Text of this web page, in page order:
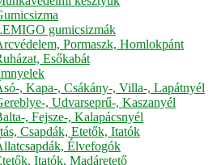
gumicsizmák
Pormaszk, Homlokpánt
Esőkabát
, Kapa-, Csákány-, Villa-, Lapátnyél
, Udvarseprű-, Kaszanyél
, Fejsze-, Kalapácsnyél
Csapdák, Etetők, Itatók
Élvefogók
Itatók, Madáretető